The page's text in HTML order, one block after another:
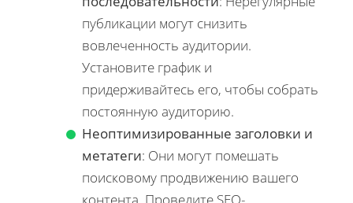
публикации могут снизить
вовлеченность аудитории.
Установите график и
придерживайтесь его, чтобы собрать
постоянную аудиторию.
Неоптимизированные заголовки и
метатеги: Они могут помешать
поисковому продвижению вашего
контента. Проведите SEO-